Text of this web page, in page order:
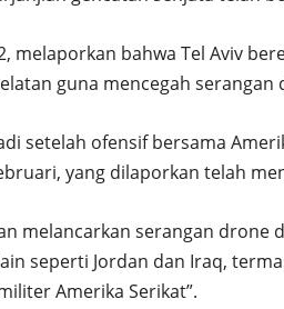
melaporkan bahwa Tel Aviv
guna mencegah
setelah ofensif bersama
yang dilaporkan telah
melancarkan serangan drone
seperti Jordan dan Iraq,
Amerika Serikat”.